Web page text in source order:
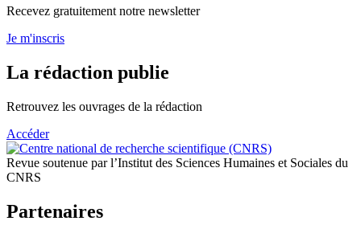
Recevez gratuitement notre newsletter
Je m'inscris
La rédaction publie
Retrouvez les ouvrages de la rédaction
Accéder
Revue soutenue par l’Institut des Sciences Humaines et Sociales du
CNRS
Partenaires